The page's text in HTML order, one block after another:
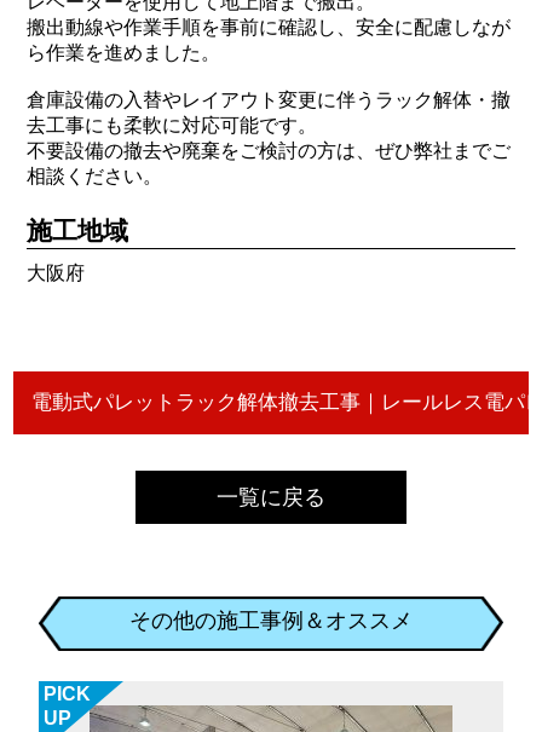
搬出動線や作業手順を事前に確認し、安全に配慮しなが
ら作業を進めました。
倉庫設備の入替やレイアウト変更に伴うラック解体・撤
去工事にも柔軟に対応可能です。
不要設備の撤去や廃棄をご検討の方は、ぜひ弊社までご
相談ください。
施工地域
大阪府
一覧に戻る
その他の施工事例＆オススメ
PICK
UP